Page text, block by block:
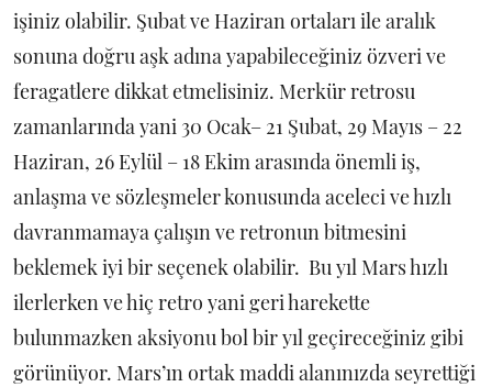
işiniz olabilir. Şubat ve Haziran ortaları ile aralık
sonuna doğru aşk adına yapabileceğiniz özveri ve
feragatlere dikkat etmelisiniz. Merkür retrosu
zamanlarında yani 30 Ocak– 21 Şubat, 29 Mayıs – 22
Haziran, 26 Eylül – 18 Ekim arasında önemli iş,
anlaşma ve sözleşmeler konusunda aceleci ve hızlı
davranmamaya çalışın ve retronun bitmesini
beklemek iyi bir seçenek olabilir. Bu yıl Mars hızlı
ilerlerken ve hiç retro yani geri harekette
bulunmazken aksiyonu bol bir yıl geçireceğiniz gibi
görünüyor. Mars’ın ortak maddi alanınızda seyrettiği